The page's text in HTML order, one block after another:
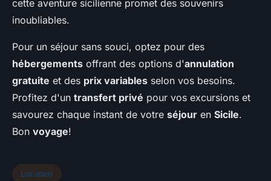
cette aventure sicilienne promet des souvenirs
inoubliables.
Pour un séjour sans souci, optez pour des
hébergements offrant des options d'annulation
gratuite et des prix variables selon vos besoins.
Profitez d'un transfert privé pour vos excursions et
savourez chaque instant de votre séjour en Sicile.
Bon voyage!
Location